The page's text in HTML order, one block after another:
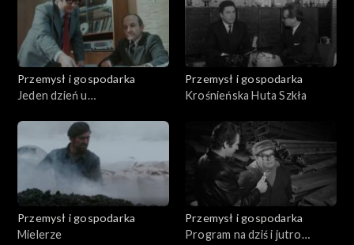
Przemysł i gospodarka
Jeden dzień u
Przemysł i gospodarka
Krośnieńska Huta Szkła
Przemysł i gospodarka
Mielerze
Przemysł i gospodarka
Program na dziś i jutro